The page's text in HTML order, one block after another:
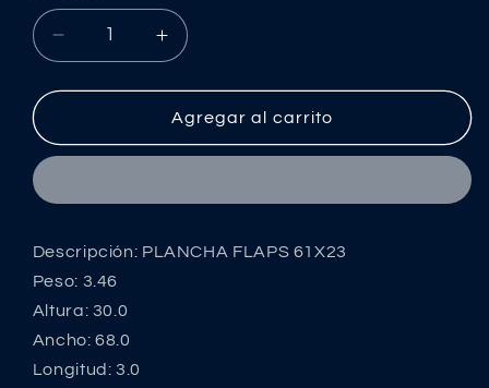
Reducir
cantidad
para
FLAPS
Aumentar
cantidad
para
PLANCHA
FLAPS
Agregar al carrito
Descripción: PLANCHA FLAPS 61X23
Peso: 3.46
Altura: 30.0
Ancho: 68.0
Longitud: 3.0